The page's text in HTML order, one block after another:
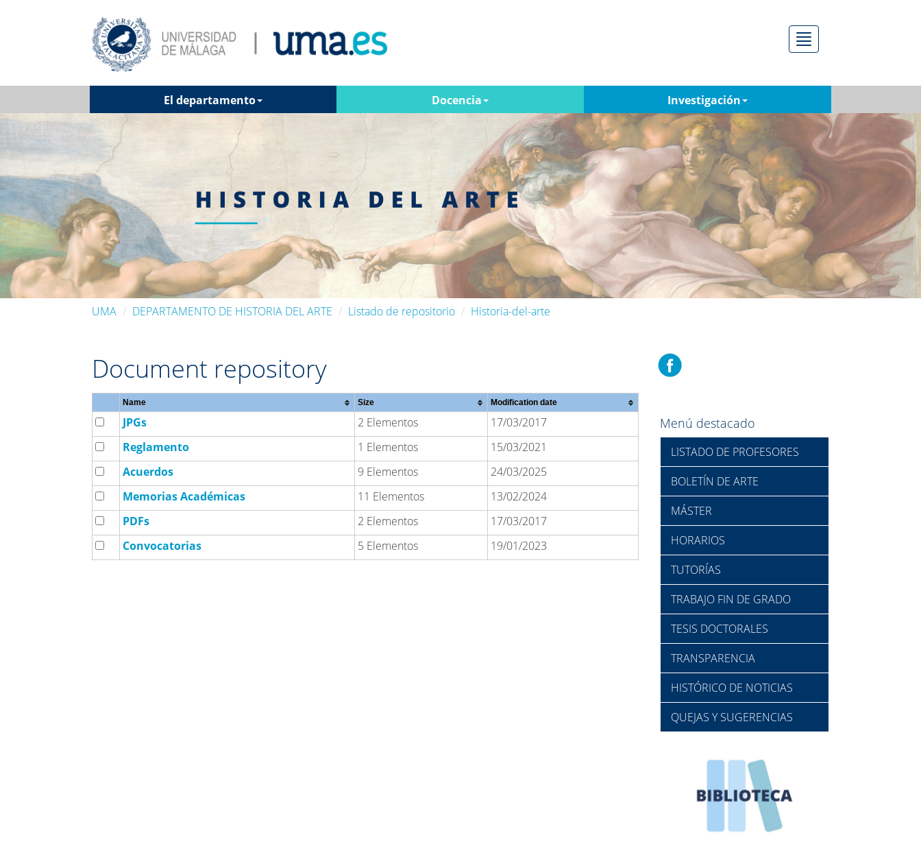
Menú
El departamento Docencia Investigación
UMA DEPARTAMENTO DE HISTORIA DEL ARTE Listado de repositorio Historia-del-arte
Document repository
Name Size Modification date
JPGs 2 Elementos
17/03/2017
Reglamento
1 Elementos
15/03/2021
Acuerdos
9 Elementos
24/03/2025
Memorias Académicas
11 Elementos
13/02/2024
PDFs
2 Elementos
17/03/2017
Convocatorias
5 Elementos 19/01/2023
Menú destacado
LISTADO DE PROFESORES
BOLETÍN DE ARTE
MÁSTER
HORARIOS
TUTORÍAS
TRABAJO FIN DE GRADO
TESIS DOCTORALES
TRANSPARENCIA
HISTÓRICO DE NOTICIAS
QUEJAS Y SUGERENCIAS